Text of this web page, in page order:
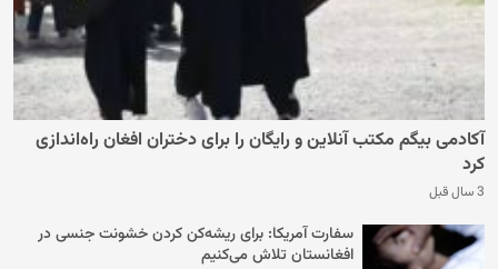
آکادمی بیگم مکتب آنلاین و رایگان را برای دختران افغان راه‌اندازی
کرد
3 سال قبل
سفارت آمریکا: برای ریشه‌کن کردن خشونت جنسی در
افغانستان تلاش می‌کنیم